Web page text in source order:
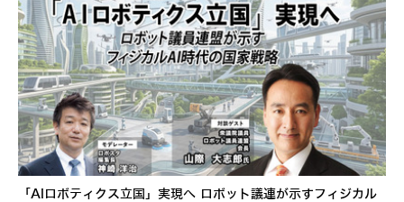
「AIロボティクス立国」実現へ ロボット議連が示すフィジカル